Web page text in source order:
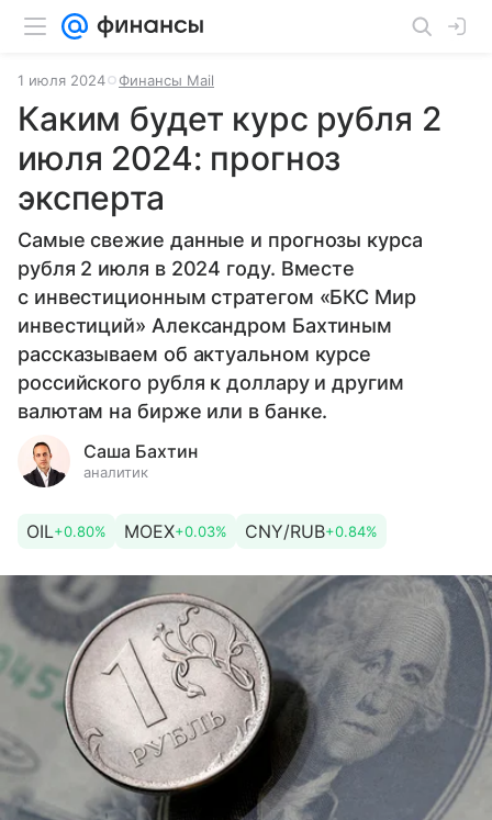
1 июля 2024 Финансы Mail
Каким будет курс рубля 2
июля 2024: прогноз
эксперта
Самые свежие данные и прогнозы курса
рубля 2 июля в 2024 году. Вместе
с инвестиционным стратегом «БКС Мир
инвестиций» Александром Бахтиным
рассказываем об актуальном курсе
российского рубля к доллару и другим
валютам на бирже или в банке.
Саша Бахтин
аналитик
OIL+0.80% MOEX+0.03% CNY/RUB+0.84%